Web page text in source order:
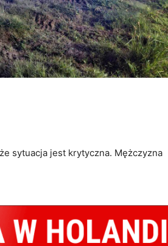
sytuacja jest krytyczna. Mężczyzna